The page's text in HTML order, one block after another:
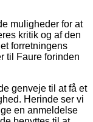
muligheder for at
kritik og af den
forretningens
til Faure forinden
genveje til at få et
Herinde ser vi
en anmeldelse